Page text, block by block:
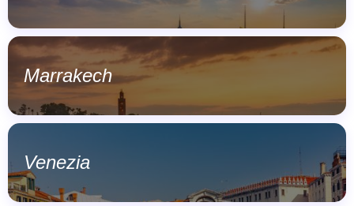
Marrakech
Venezia